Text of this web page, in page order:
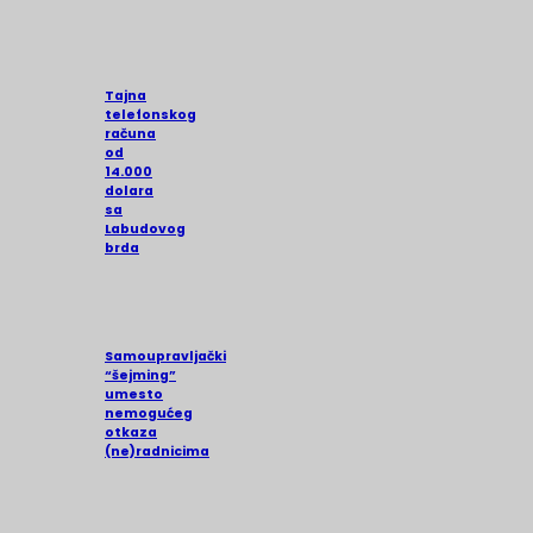
Tajna
telefonskog
računa
od
14.000
dolara
sa
Labudovog
brda
Samoupravljački
“šejming”
umesto
nemogućeg
otkaza
(ne)radnicima